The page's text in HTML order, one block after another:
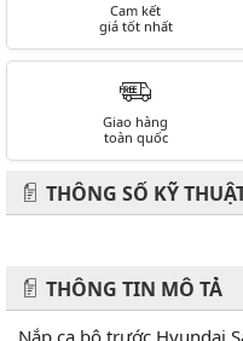
Cam kết
giá tốt nhất
Giao hàng
toàn quốc
THÔNG SỐ KỸ
THÔNG TIN MÔ TẢ
Nắp ca bô trước Hyundai